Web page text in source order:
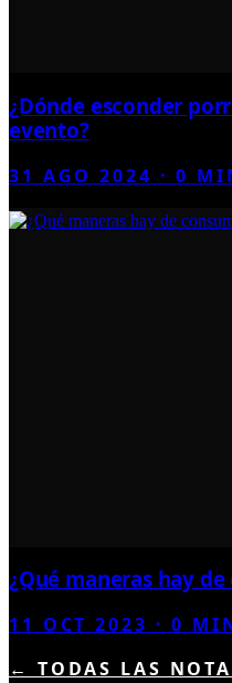
¿Dónde esconder
evento?
31 AGO 2024 ·0
¿Qué maneras hay
11 OCT 2023 ·0
← TODAS LAS